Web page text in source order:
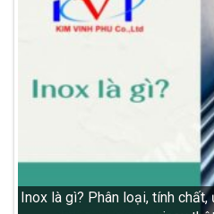
Inox là gì? Phân loại, tính